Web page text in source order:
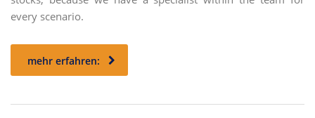
every scenario.
mehr erfahren: